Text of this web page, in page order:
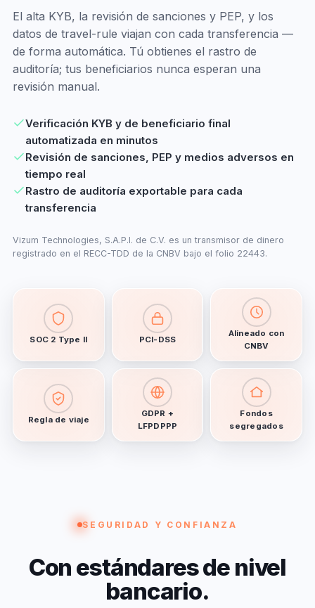
El alta KYB, la revisión de sanciones y PEP, y los
datos de travel-rule viajan con cada transferencia —
de forma automática. Tú obtienes el rastro de
auditoría; tus beneficiarios nunca esperan una
revisión manual.
Verificación KYB y de beneficiario final
automatizada en minutos
Revisión de sanciones, PEP y medios adversos en
tiempo real
Rastro de auditoría exportable para cada
transferencia
Vizum Technologies, S.A.P.I. de C.V. es un transmisor de dinero
registrado en el RECC-TDD de la CNBV bajo el folio 22443.
SOC 2 Type II PCI-DSS
Alineado con
CNBV
Regla de viaje
GDPR +
LFPDPPP
Fondos
segregados
SEGURIDAD Y CONFIANZA
Con estándaresde nivel
bancario.